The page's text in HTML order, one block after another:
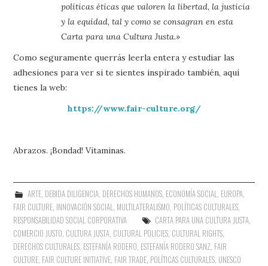
políticas éticas que valoren la libertad, la justicia
y la equidad, tal y como se consagran en esta
Carta para una Cultura Justa.»
Como seguramente querrás leerla entera y estudiar las
adhesiones para ver si te sientes inspirado también, aquí
tienes la web:
https://www.fair-culture.org/
Abrazos. ¡Bondad! Vitaminas.
ARTE, DEBIDA DILIGENCIA, DERECHOS HUMANOS, ECONOMÍA SOCIAL EUROPA,
FAIR CULTURE INNOVACIÓN SOCIAL MULTILATERALISMO POLÍTICAS CULTURALES
RESPONSABILIDAD SOCIAL CORPORATIVA
CARTA PARA UNA CULTURA JUSTA,
COMERCIO JUSTO CULTURA JUSTA CULTURAL POLICIES CULTURAL RIGHTS
DERECHOS CULTURALES ESTEFANÍA RODERO ESTEFANÍA RODERO SANZ FAIR
CULTURE FAIR CULTURE INITIATIVE FAIR TRADE POLÍTICAS CULTURALES UNESCO